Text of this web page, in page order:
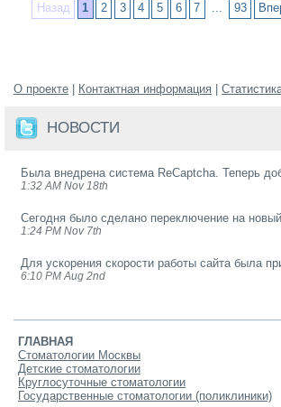
Назад 1 2 3 4 5 6 7 ... 93
О проекте | Контактная информация |
НОВОСТИ
Была внедрена система ReCaptcha. Теперь
1:32 AM Nov 18th
Сегодня было сделано переключение на
1:24 PM Nov 7th
Для ускорения скорости работы сайта была
6:10 PM Aug 2nd
ГЛАВНАЯ
Стоматологии Москвы
Детские стоматологии
Круглосуточные стоматологии
Государственные стоматологии (поликлиники)